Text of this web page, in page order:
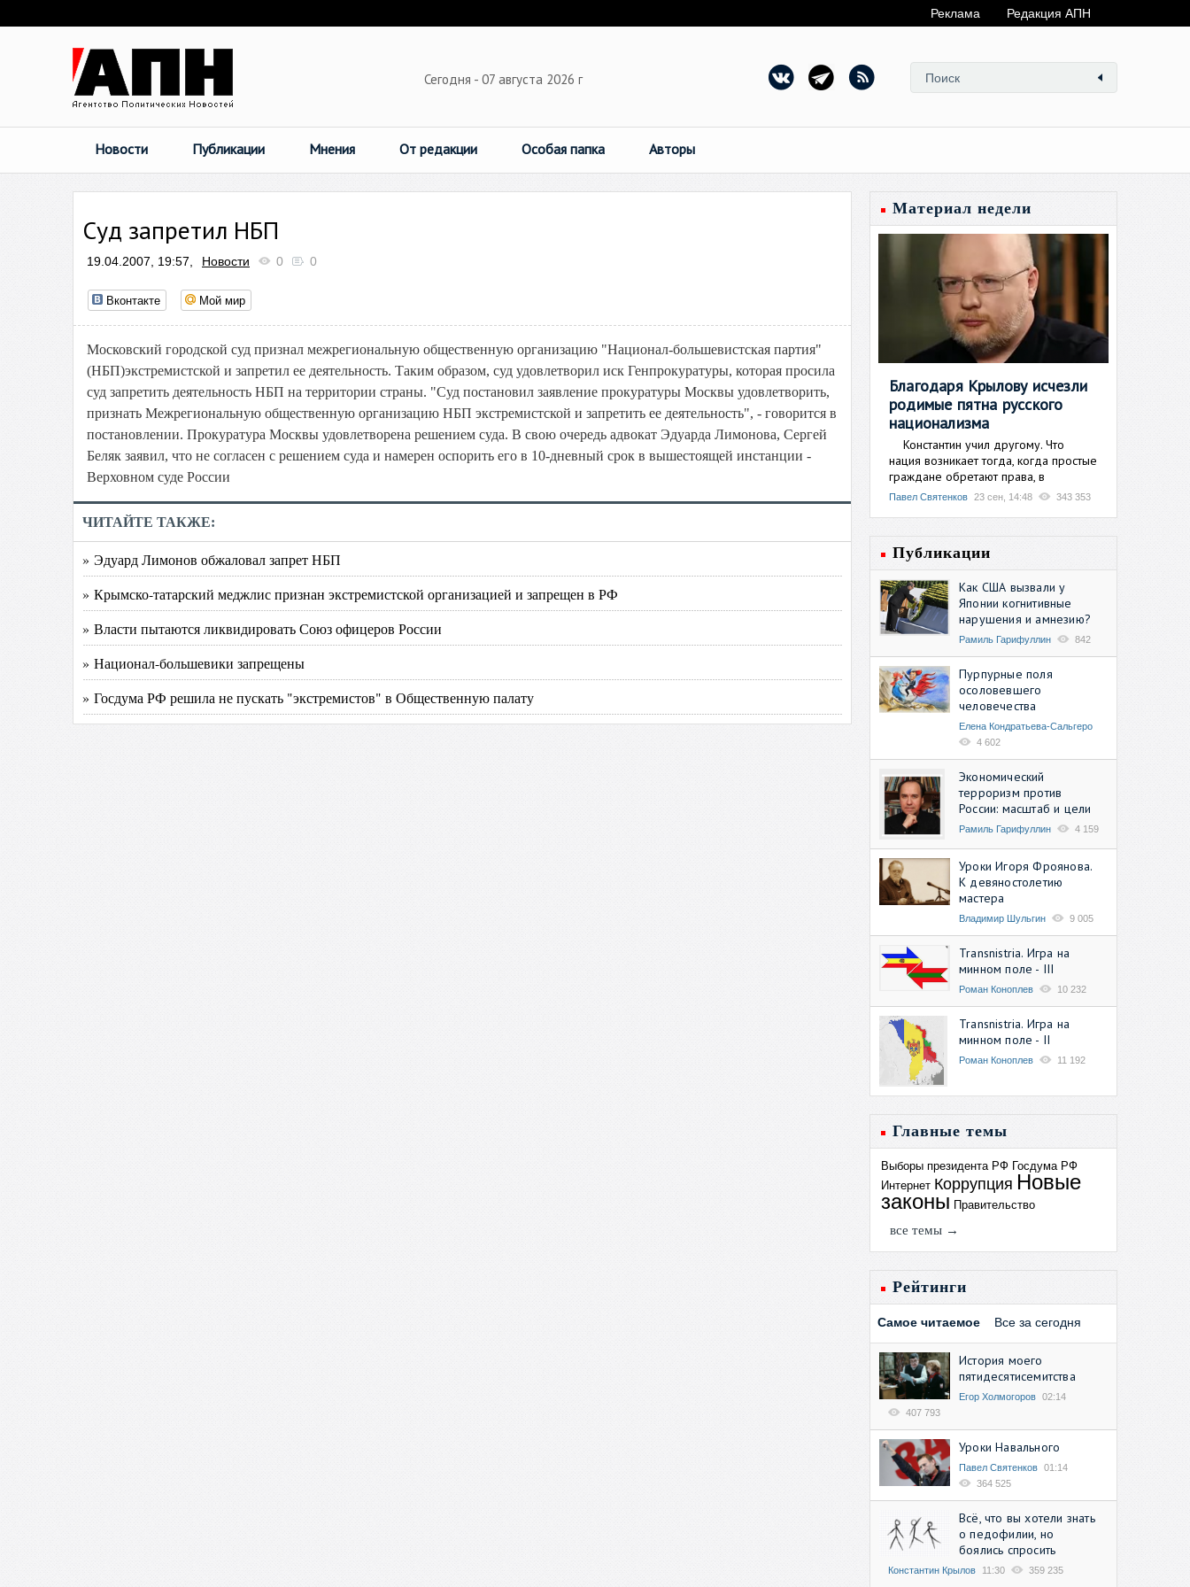
Реклама Редакция АПН
Сегодня - 07 августа 2026 г
Новости Публикации Мнения От редакции Особая папка Авторы
Суд запретил НБП
19.04.2007, 19:57, Новости 0 0
Вконтакте Мой мир
Московский городской суд признал межрегиональную общественную организацию "Национал-большевистская партия"
(НБП)экстремистской и запретил ее деятельность. Таким образом, суд удовлетворил иск Генпрокуратуры, которая просила
суд запретить деятельность НБП на территории страны. "Суд постановил заявление прокуратуры Москвы удовлетворить,
признать Межрегиональную общественную организацию НБП экстремистской и запретить ее деятельность", - говорится в
постановлении. Прокуратура Москвы удовлетворена решением суда. В свою очередь адвокат Эдуарда Лимонова, Сергей
Беляк заявил, что не согласен с решением суда и намерен оспорить его в 10-дневный срок в вышестоящей инстанции -
Верховном суде России
ЧИТАЙТЕ ТАКЖЕ:
» Эдуард Лимонов обжаловал запрет НБП
» Крымско-татарский меджлис признан экстремистской организацией и запрещен в РФ
» Власти пытаются ликвидировать Союз офицеров России
» Национал-большевики запрещены
» Госдума РФ решила не пускать "экстремистов" в Общественную палату
Материал недели
Благодаря Крылову исчезли
родимые пятна русского
национализма
Константин учил другому. Что
нация возникает тогда, когда простые
граждане обретают права, в
Павел Святенков 23 сен, 14:48 343 353
Публикации
Как США вызвали у
Японии когнитивные
нарушения и амнезию?
Рамиль Гарифуллин 842
Пурпурные поля
осоловевшего
человечества
Елена Кондратьева-Сальгеро
4 602
Экономический
терроризм против
России: масштаб и цели
Рамиль Гарифуллин 4 159
Уроки Игоря Фроянова.
К девяностолетию
мастера
Владимир Шульгин 9 005
Transnistria. Игра на
минном поле - III
Роман Коноплев 10 232
Transnistria. Игра на
минном поле - II
Роман Коноплев 11 192
Главные темы
Выборы президента РФ Госдума РФ
Интернет Коррупция Новые
законы Правительство
все темы →
Рейтинги
Самое читаемое Все за сегодня
История моего
пятидесятисемитства
Егор Холмогоров 02:14
407 793
Уроки Навального
Павел Святенков 01:14
364 525
Всё, что вы хотели знать
о педофилии, но
боялись спросить
Константин Крылов 11:30 359 235